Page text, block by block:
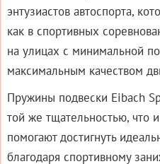
энтузиастов автоспорта,
как в спортивных
на улицах с минимальной
максимальным качеством
Пружины подвески Eibach
той же тщательностью,
помогают достигнуть
благодаря спортивному